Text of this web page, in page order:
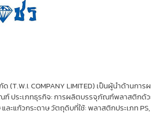
ด (T.W.I. COMPANY LIMITED) เป็นผู้นำด้า
ประเภทธุรกิจ: การผลิตบรรจุภัณฑ์พลาสติกด้
ะแก้วกระดาษ วัตถุดิบที่ใช้: พลาสติกประเภท PS,